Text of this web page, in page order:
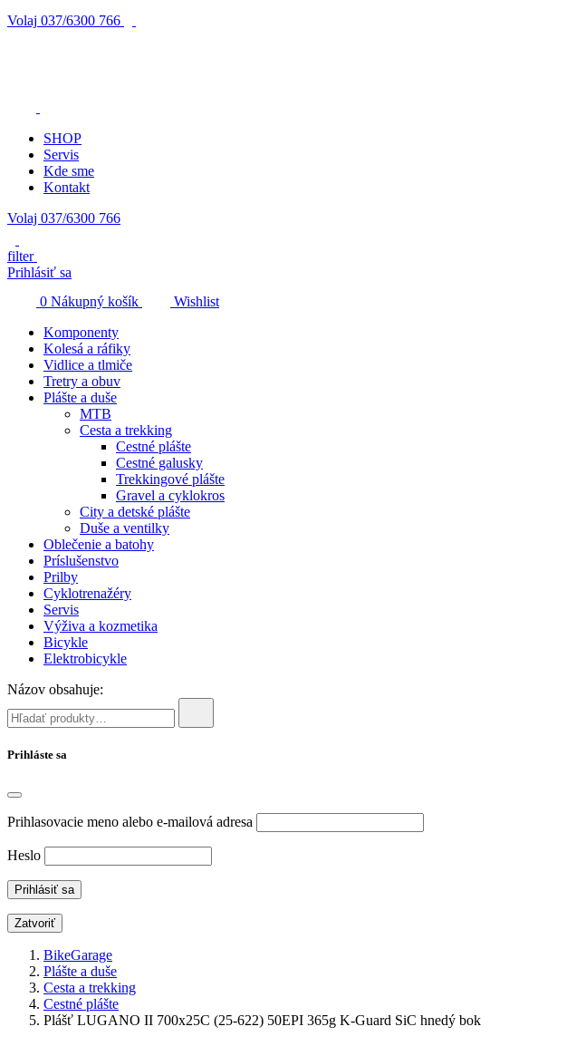
Volaj 037/6300 766
SHOP
Servis
Kde sme
Kontakt
Volaj 037/6300 766
filter
Prihlásiť sa
0 Nákupný košík
Wishlist
Komponenty
Kolesá a ráfiky
Vidlice a tlmiče
Tretry a obuv
Plášte a duše
MTB
Cesta a trekking
Cestné plášte
Cestné galusky
Trekkingové plášte
Gravel a cyklokros
City a detské plášte
Duše a ventilky
Oblečenie a batohy
Príslušenstvo
Prilby
Cyklotrenažéry
Servis
Výživa a kozmetika
Bicykle
Elektrobicykle
Názov obsahuje:
Prihláste sa
Prihlasovacie meno alebo e-mailová adresa
Heslo
Zatvoriť
BikeGarage
Plášte a duše
Cesta a trekking
Cestné plášte
Plášť LUGANO II 700x25C (25-622) 50EPI 365g K-Guard SiC hnedý bok